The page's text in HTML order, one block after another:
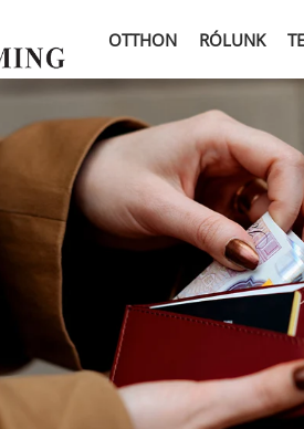
OTTHON RÓLUNK